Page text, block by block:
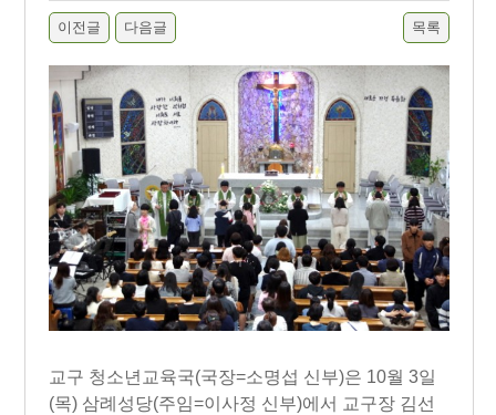
이전글 다음글 목록
교구 청소년교육국(국장=소명섭 신부)은 10월 3일
(목) 삼례성당(주임=이사정 신부)에서 교구장 김선